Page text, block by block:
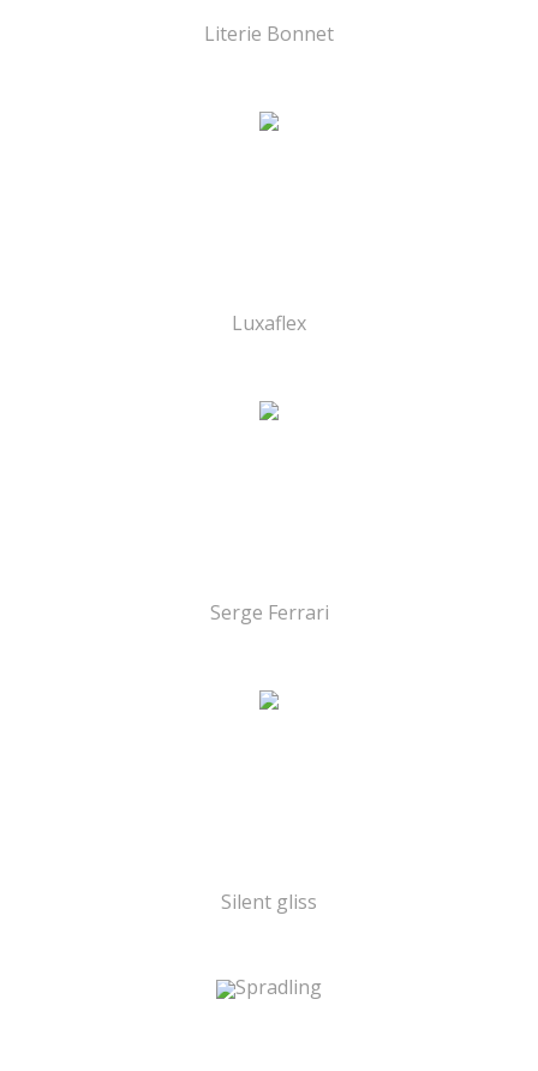
Literie Bonnet
Luxaflex
Serge Ferrari
Silent gliss
Spradling